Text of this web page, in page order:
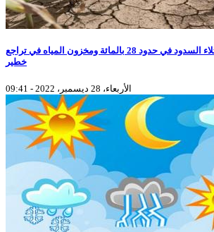
وزارة الفلاحة: نسبة إمتلاء السدود في حدود 28 بالمائة ومخزون المياه في تراجع
خطير
الأربعاء، 28 ديسمبر، 2022 - 09:41